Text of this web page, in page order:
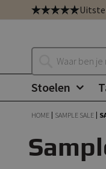
Ga
direct
naar
inhoud
Zoeken
Stoelen
HOME SAMPLE SALE